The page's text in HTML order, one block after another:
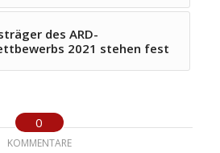
des ARD-
2021 stehen fest
0
KOMMENTARE